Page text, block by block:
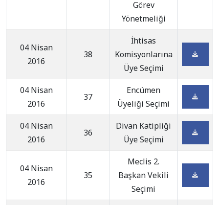
Görev
Yönetmeliği
04 Nisan
2016
38
İhtisas
Komisyonlarına
Üye Seçimi
04 Nisan
2016
37
Encümen
Üyeliği Seçimi
04 Nisan
2016
36
Divan Katipliği
Üye Seçimi
04 Nisan
2016
35
Meclis 2.
Başkan Vekili
Seçimi